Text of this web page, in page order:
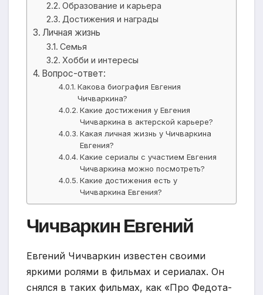
Образование и карьера
Достижения и награды
Личная жизнь
Семья
Хобби и интересы
Вопрос-ответ:
Какова биография Евгения
Чичваркина?
Какие достижения у Евгения
Чичваркина в актерской карьере?
Какая личная жизнь у Чичваркина
Евгения?
Какие сериалы с участием Евгения
Чичваркина можно посмотреть?
Какие достижения есть у
Чичваркина Евгения?
Чичваркин Евгений
Евгений Чичваркин известен своими
яркими ролями в фильмах и сериалах. Он
снялся в таких фильмах, как «Про Федота-